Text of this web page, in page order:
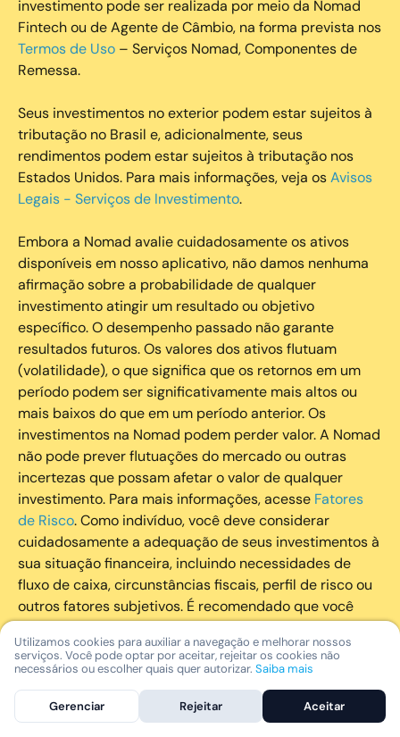
investimento pode ser realizada por meio da Nomad
Fintech ou de Agente de Câmbio, na forma prevista nos
Termos de Uso – Serviços Nomad, Componentes de
Remessa.
Seus investimentos no exterior podem estar sujeitos à
tributação no Brasil e, adicionalmente, seus
rendimentos podem estar sujeitos à tributação nos
Estados Unidos. Para mais informações, veja osAvisos
Legais - Serviços de Investimento.
Embora a Nomad avalie cuidadosamente os ativos
disponíveis em nosso aplicativo, não damos nenhuma
afirmação sobre a probabilidade de qualquer
investimento atingir um resultado ou objetivo
específico. O desempenho passado não garante
resultados futuros. Os valores dos ativos flutuam
(volatilidade), o que significa que os retornos em um
período podem ser significativamente mais altos ou
mais baixos do que em um período anterior. Os
investimentos na Nomad podem perder valor. A Nomad
não pode prever flutuações do mercado ou outras
incertezas que possam afetar o valor de qualquer
investimento. Para mais informações, acesse Fatores
de Risco. Como indivíduo, você deve considerar
cuidadosamente a adequação de seus investimentos à
sua situação financeira, incluindo necessidades de
fluxo de caixa, circunstâncias fiscais, perfil de risco ou
outros fatores subjetivos. É recomendado que você
utilize todos os recursos disponíveis para se informar
sobre investimentos de maneira geral e sobre a
composição geral de seu portfólio. Questões fiscais ou
legais relativas aos investimentos realizados através da
Nomad devem ser obtidas pelos próprios clientes. A
Utilizamos cookies para auxiliar a navegação e melhorar nossos
serviços. Você pode optar por aceitar, rejeitar os cookies não
necessários ou escolher quais quer autorizar. Saiba mais
Gerenciar Rejeitar Aceitar